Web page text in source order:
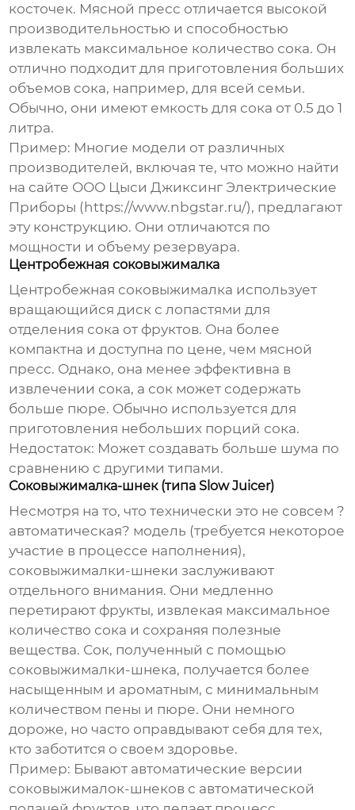
косточек. Мясной пресс отличается высокой
производительностью и способностью
извлекать максимальное количество сока. Он
отлично подходит для приготовления больших
объемов сока, например, для всей семьи.
Обычно, они имеют емкость для сока от 0.5 до 1
литра.
Пример: Многие модели от различных
производителей, включая те, что можно найти
на сайте ООО Цыси Джиксинг Электрические
Приборы (https://www.nbgstar.ru/), предлагают
эту конструкцию. Они отличаются по
мощности и объему резервуара.
Центробежная соковыжималка
Центробежная соковыжималка использует
вращающийся диск с лопастями для
отделения сока от фруктов. Она более
компактна и доступна по цене, чем мясной
пресс. Однако, она менее эффективна в
извлечении сока, а сок может содержать
больше пюре. Обычно используется для
приготовления небольших порций сока.
Недостаток: Может создавать больше шума по
сравнению с другими типами.
Соковыжималка-шнек (типа Slow Juicer)
Несмотря на то, что технически это не совсем ?
автоматическая? модель (требуется некоторое
участие в процессе наполнения),
соковыжималки-шнеки заслуживают
отдельного внимания. Они медленно
перетирают фрукты, извлекая максимальное
количество сока и сохраняя полезные
вещества. Сок, полученный с помощью
соковыжималки-шнека, получается более
насыщенным и ароматным, с минимальным
количеством пены и пюре. Они немного
дороже, но часто оправдывают себя для тех,
кто заботится о своем здоровье.
Пример: Бывают автоматические версии
соковыжималок-шнеков с автоматической